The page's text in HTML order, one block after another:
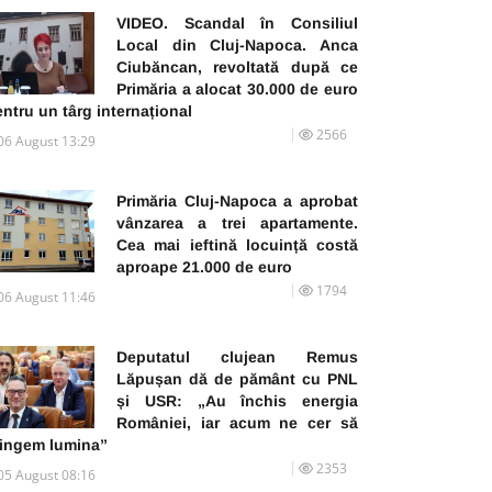
VIDEO. Scandal în Consiliul
Local din Cluj-Napoca. Anca
Ciubăncan, revoltată după ce
Primăria a alocat 30.000 de euro
un târg internațional
August 13:29 2566
Primăria Cluj-Napoca a aprobat
vânzarea a trei apartamente.
Cea mai ieftină locuință costă
aproape 21.000 de euro
August 11:46 1794
Deputatul clujean Remus
Lăpușan dă de pământ cu PNL
și USR: „Au închis energia
României, iar acum ne cer să
lumina”
August 08:16 2353